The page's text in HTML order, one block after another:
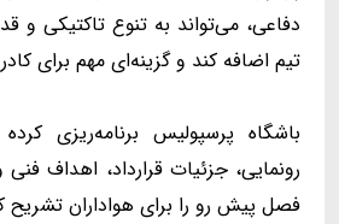
دفاعی، می‌تواند به تنوع تاکتیکی
تیم اضافه کند و گزینه‌ای مهم برای
باشگاه پرسپولیس برنامه‌ریزی
رونمایی، جزئیات قرارداد، اهداف
فصل پیش رو را برای هواداران تشریح